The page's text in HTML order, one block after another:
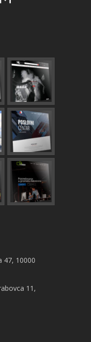
47, 10000
11,